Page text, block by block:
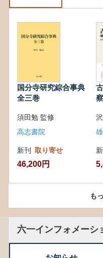
国分寺研究綜合事典
全三巻
須田勉 監修
高志書院
新刊 取り寄せ
46,200円
も
六一インフォメーシ